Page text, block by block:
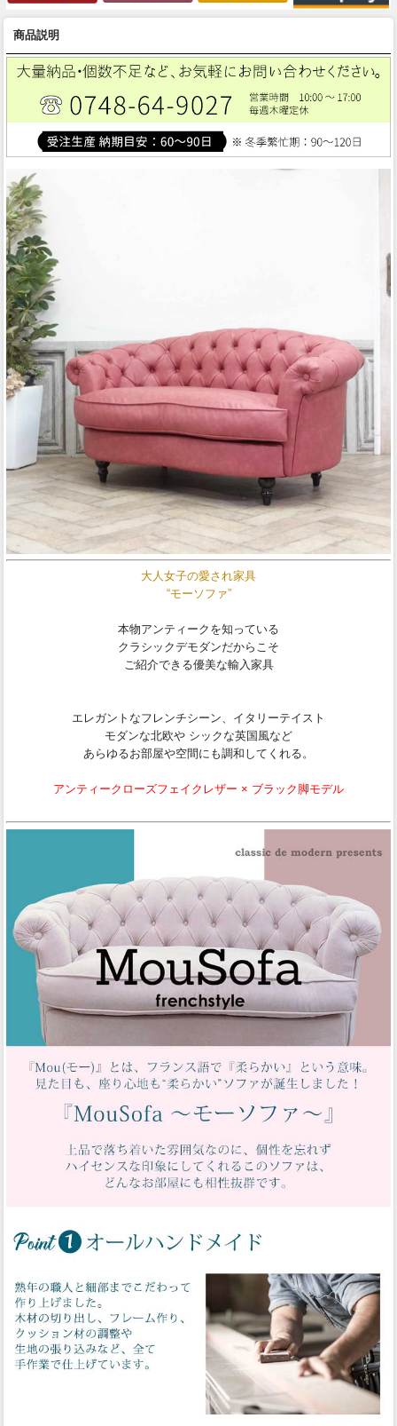
商品説明
大人女子の愛され家具
“モーソファ”
本物アンティークを知っている
クラシックデモダンだからこそ
ご紹介できる優美な輸入家具
エレガントなフレンチシーン、イタリーテイスト
モダンな北欧や シックな英国風など
あらゆるお部屋や空間にも調和してくれる。
アンティークローズフェイクレザー × ブラック脚モデル